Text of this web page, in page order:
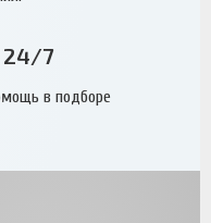
24/7
в подборе